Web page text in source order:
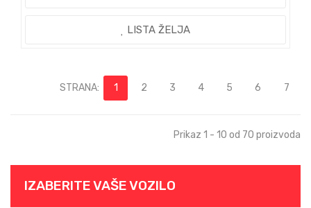
IZABERITE VAŠE VOZILO
LISTA ŽELJA
STRANA: 1 2 3 4 5 6 7
Prikaz 1 - 10 od 70 proizvoda